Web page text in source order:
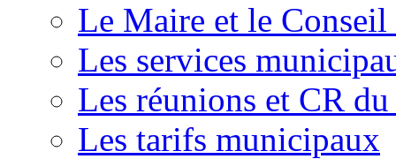
Le Maire et le
Les services
Les réunions et CR
Les tarifs municipaux